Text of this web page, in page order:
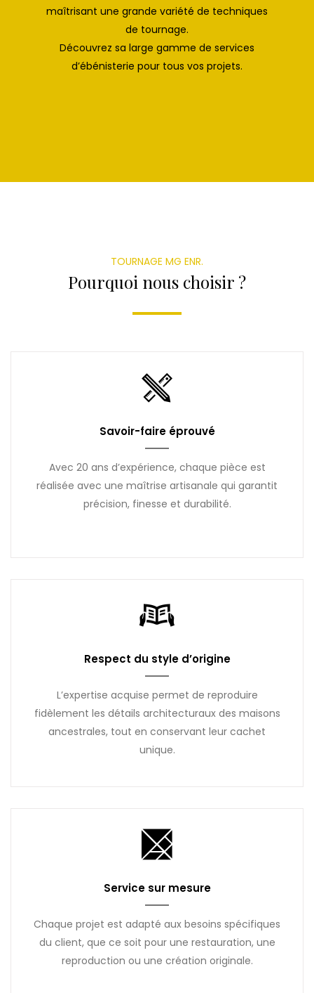
maîtrisant une grande variété de techniques
de tournage.
Découvrez sa large gamme de services
d’ébénisterie pour tous vos projets.
TOURNAGE MG ENR.
Pourquoi nous choisir ?
Savoir-faire éprouvé
Avec 20 ans d’expérience, chaque pièce est
réalisée avec une maîtrise artisanale qui garantit
précision, finesse et durabilité.
Respect du style d’origine
L’expertise acquise permet de reproduire
fidèlement les détails architecturaux des maisons
ancestrales, tout en conservant leur cachet
unique.
Service sur mesure
Chaque projet est adapté aux besoins spécifiques
du client, que ce soit pour une restauration, une
reproduction ou une création originale.